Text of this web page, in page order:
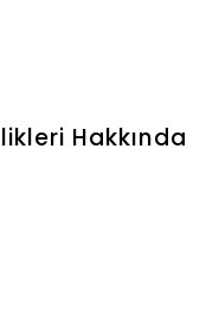
Hakkında